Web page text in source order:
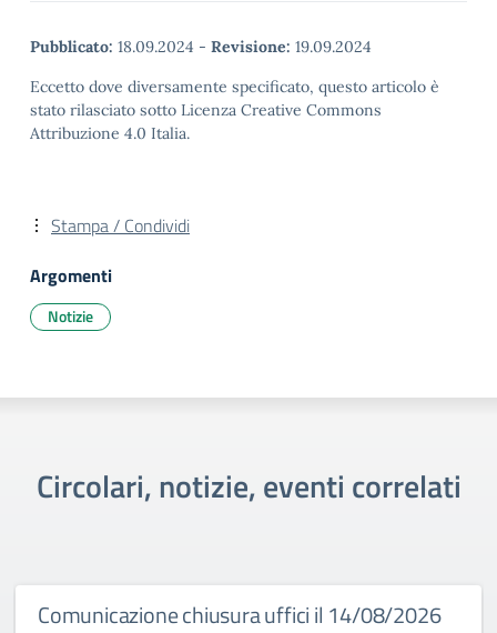
Pubblicato: 18.09.2024 - Revisione: 19.09.2024
Eccetto dove diversamente specificato, questo articolo è
stato rilasciato sotto Licenza Creative Commons
Attribuzione 4.0 Italia.
Stampa / Condividi
Argomenti
Notizie
Circolari, notizie, eventi correlati
Comunicazione chiusura uffici il 14/08/2026